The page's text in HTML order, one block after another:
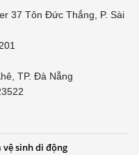
37 Tôn Đức Thắng, P. Sài
TP. Đà Nẵng
vệ sinh di động